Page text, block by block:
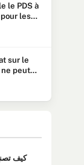
le PDS à
pour les
sur le
ne peut
كيف